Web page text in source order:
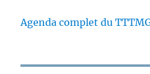
Agenda complet du